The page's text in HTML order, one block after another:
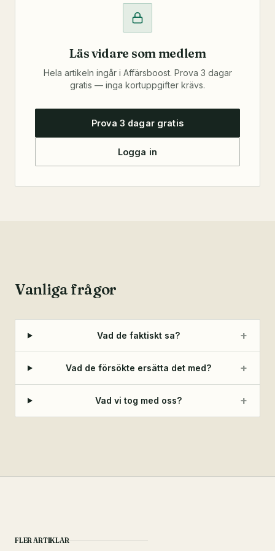
Läs vidare som medlem
Hela artikeln ingår i Affärsboost. Prova 3 dagar
gratis — inga kortuppgifter krävs.
Prova 3 dagar gratis
Logga in
Vanliga frågor
Vad de faktiskt sa? +
Vad de försökte ersätta det med? +
Vad vi tog med oss? +
FLER ARTIKLAR